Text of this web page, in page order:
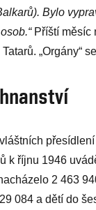
Bylo
Příští měsíc
„Orgány“
k říjnu 1946
2 463
084 a dětí do